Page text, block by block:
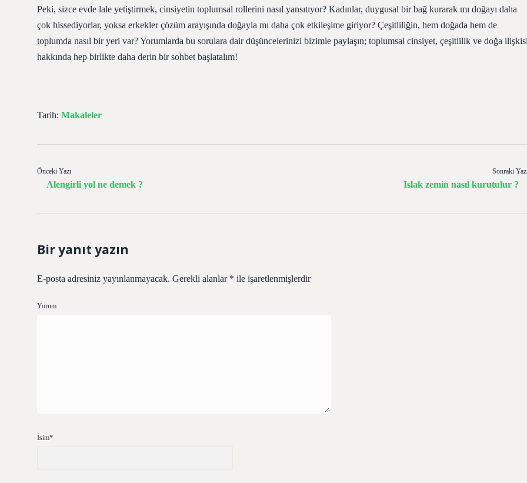
Peki, sizce evde lale yetiştirmek, cinsiyetin toplumsal rollerini nasıl yansıtıyor? Kadınlar, duygusal bir bağ kurarak mı doğayı daha
çok hissediyorlar, yoksa erkekler çözüm arayışında doğayla mı daha çok etkileşime giriyor? Çeşitliliğin, hem doğada hem de
toplumda nasıl bir yeri var? Yorumlarda bu sorulara dair düşüncelerinizi bizimle paylaşın; toplumsal cinsiyet, çeşitlilik ve doğa
hakkında hep birlikte daha derin bir sohbet başlatalım!
Tarih: Makaleler
Önceki Yazı
Alengirli yol ne demek ?
Sonraki
Islak zemin nasıl kurutulur ?
Bir yanıt yazın
E-posta adresiniz yayınlanmayacak. Gerekli alanlar * ile işaretlenmişlerdir
Yorum
İsim*